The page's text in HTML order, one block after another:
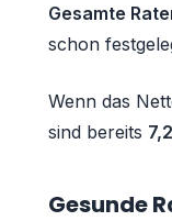
Gesamte
schon
Wenn das
sind bereits
Gesunde